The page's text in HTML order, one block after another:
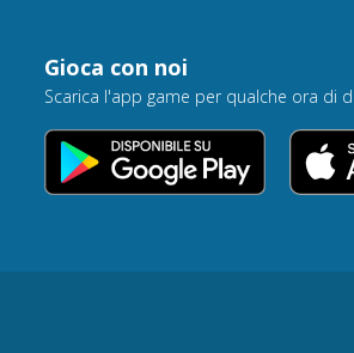
Gioca con noi
Scarica l'app game per qualche ora di